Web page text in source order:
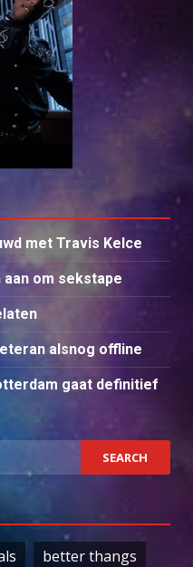
met Travis Kelce
aan om sekstape
alsnog offline
gaat definitief
better thangs